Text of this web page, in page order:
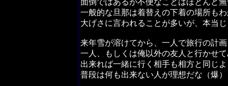
面倒ではあるが不便なことはほとんど
一般的な旦那は着替えの下着の場所も
大げさに言われることが多いが、本当
来年雪が溶けてから、一人で旅行の計
一人、もしくは俺以外の友人と行かせ
出来れば一緒に行く相手も相方と同じ
普段は何も出来ない人が理想だな（爆）